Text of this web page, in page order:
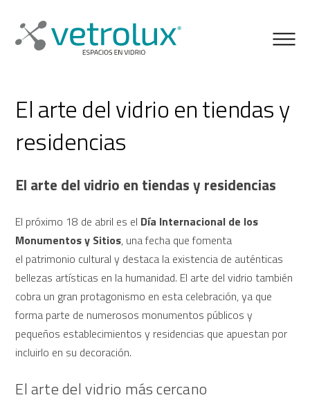
El arte del vidrio en tiendas y
residencias
El arte del vidrio en tiendas y residencias
El próximo 18 de abril es el Día Internacional de los
Monumentos y Sitios, una fecha que fomenta
el patrimonio cultural y destaca la existencia de auténticas
bellezas artísticas en la humanidad. El arte del vidrio también
cobra un gran protagonismo en esta celebración, ya que
forma parte de numerosos monumentos públicos y
pequeños establecimientos y residencias que apuestan por
incluirlo en su decoración.
El arte del vidrio más cercano